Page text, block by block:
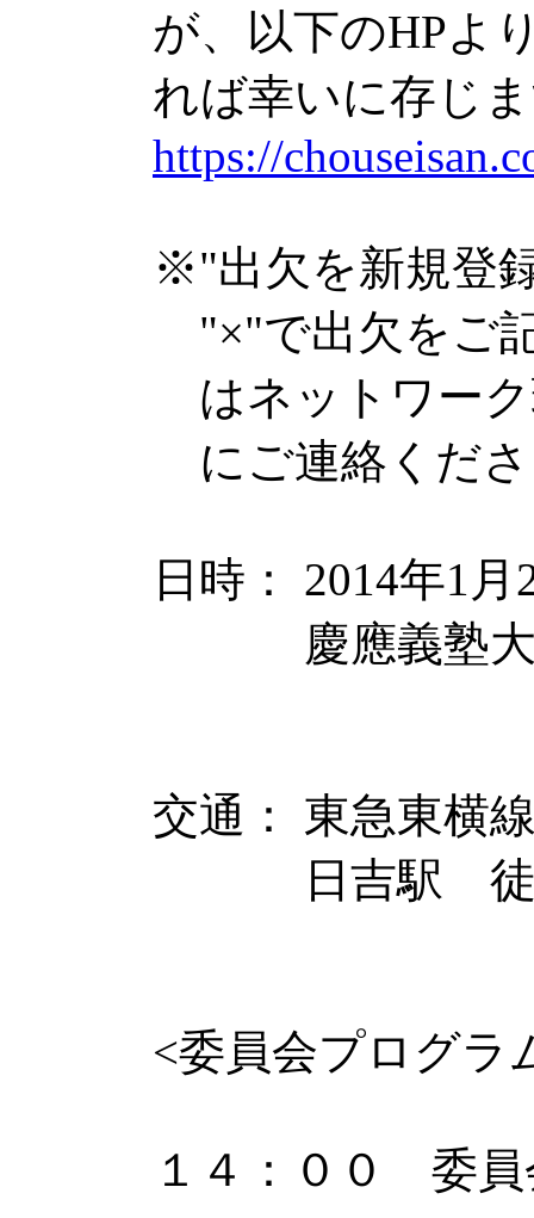
が、以下のHPよ
れば幸いに存じ
https://
※"出欠を新規登
"×"で出欠をご
はネットワーク
にご連絡くだ
日時： 2014年1
慶應義塾大学
交通： 東急東横
日吉駅 徒
<委員会プログ
１４：００ 委員